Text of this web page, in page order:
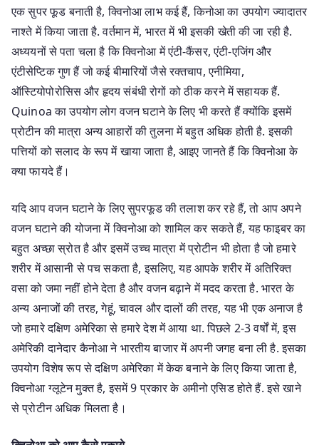
एक सुपर फूड बनाती है, क्विनोआ लाभ कई हैं, किनोआ का उपयोग ज्यादातर
नाश्ते में किया जाता है. वर्तमान में, भारत में भी इसकी खेती की जा रही है.
अध्ययनों से पता चला है कि क्विनोआ में एंटी-कैंसर, एंटी-एजिंग और
एंटीसेप्टिक गुण हैं जो कई बीमारियों जैसे रक्तचाप, एनीमिया,
ऑस्टियोपोरोसिस और हृदय संबंधी रोगों को ठीक करने में सहायक हैं.
Quinoa का उपयोग लोग वजन घटाने के लिए भी करते हैं क्योंकि इसमें
प्रोटीन की मात्रा अन्य आहारों की तुलना में बहुत अधिक होती है. इसकी
पत्तियों को सलाद के रूप में खाया जाता है, आइए जानते हैं कि क्विनोआ के
क्या फायदे हैं।
यदि आप वजन घटाने के लिए सुपरफूड की तलाश कर रहे हैं, तो आप अपने
वजन घटाने की योजना में क्विनोआ को शामिल कर सकते हैं, यह फाइबर का
बहुत अच्छा स्रोत है और इसमें उच्च मात्रा में प्रोटीन भी होता है जो हमारे
शरीर में आसानी से पच सकता है, इसलिए, यह आपके शरीर में अतिरिक्त
वसा को जमा नहीं होने देता है और वजन बढ़ाने में मदद करता है. भारत के
अन्य अनाजों की तरह, गेहूं, चावल और दालों की तरह, यह भी एक अनाज है
जो हमारे दक्षिण अमेरिका से हमारे देश में आया था. पिछले 2-3 वर्षों में, इस
अमेरिकी दानेदार कैनोआ ने भारतीय बाजार में अपनी जगह बना ली है. इसका
उपयोग विशेष रूप से दक्षिण अमेरिका में केक बनाने के लिए किया जाता है,
क्विनोआ ग्लूटेन मुक्त है, इसमें 9 प्रकार के अमीनो एसिड होते हैं. इसे खाने
से प्रोटीन अधिक मिलता है।